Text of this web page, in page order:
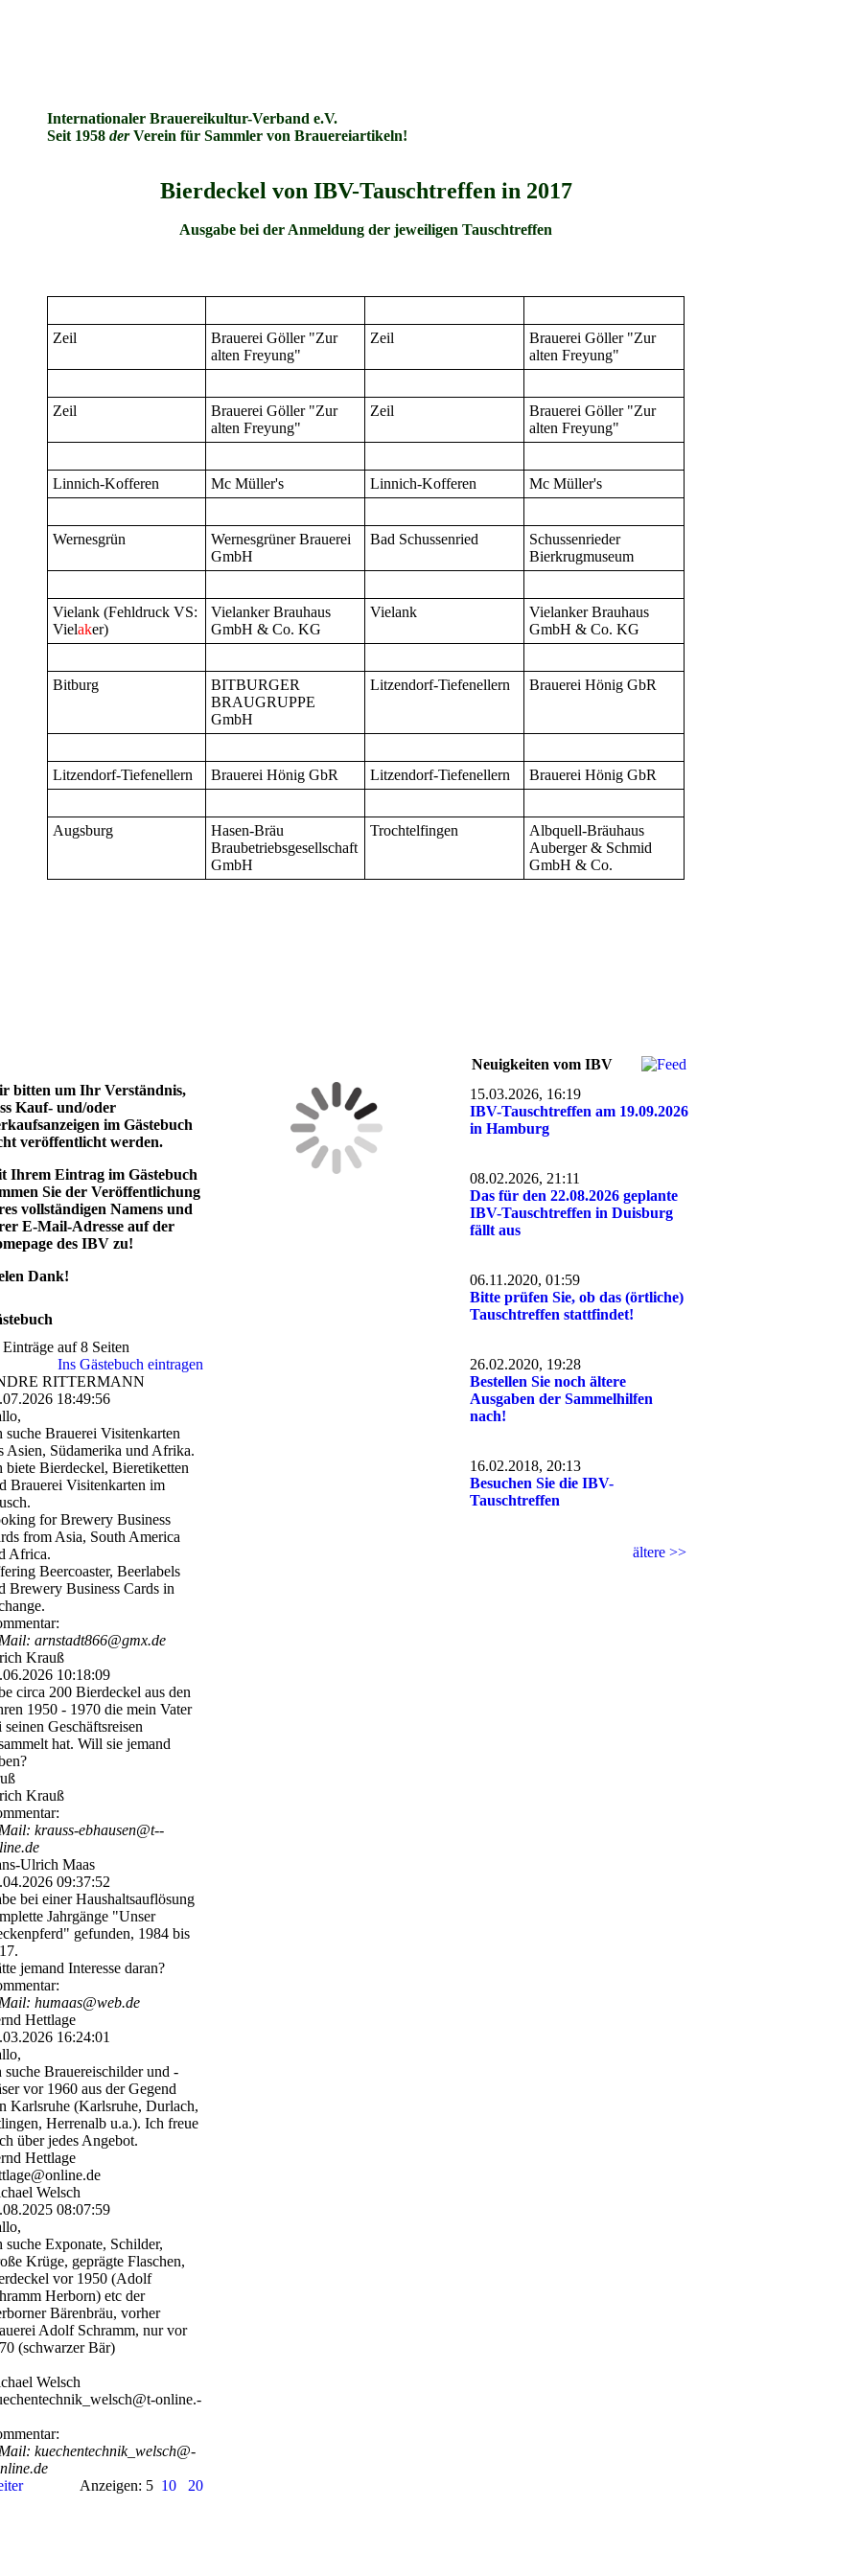
Internationaler Brauereikultur-Verband e.V.
Seit 1958 derVerein für Sammler von Brauereiartikeln!
Bierdeckel von IBV-Tauschtreffen in 2017
Ausgabe bei der Anmeldung der jeweiligen Tauschtreffen
Zeil
Brauerei Göller "Zur
alten Freyung"
Zeil
Brauerei Göller "Zur
alten Freyung"
Zeil
Brauerei Göller "Zur
alten Freyung"
Zeil
Brauerei Göller "Zur
alten Freyung"
Linnich-Kofferen Mc Müller's Linnich-Kofferen Mc Müller's
Wernesgrün
Wernesgrüner Brauerei
GmbH
Bad Schussenried
Schussenrieder
Bierkrugmuseum
Vielank (Fehldruck VS:
Vielaker)
Vielanker Brauhaus
GmbH & Co. KG
Vielank
Vielanker Brauhaus
GmbH & Co. KG
Bitburg
BITBURGER
BRAUGRUPPE
GmbH
Litzendorf-Tiefenellern Brauerei Hönig GbR
Litzendorf-Tiefenellern Brauerei Hönig GbR Litzendorf-Tiefenellern Brauerei Hönig GbR
Augsburg
Hasen-Bräu
Braubetriebsgesellschaft
GmbH
Trochtelfingen
Albquell-Bräuhaus
Auberger & Schmid
GmbH & Co.
bitten um Ihr Verständnis,
Kauf- und/oder
im Gästebuch
veröffentlicht werden.
Ihrem Eintrag im Gästebuch
Sie der Veröffentlichung
vollständigen Namens und
E-Mail-Adresse auf der
des IBV zu!
Dank!
auf 8 Seiten
Ins Gästebuch eintragen
RITTERMANN
18:49:56
suche Brauerei Visitenkarten
Asien, Südamerika und Afrika.
biete Bierdeckel, Bieretiketten
Brauerei Visitenkarten im
for Brewery Business
from Asia, South America
Africa.
Beercoaster, Beerlabels
Brewery Business Cards in
arnstadt866@gmx.de
Krauß
10:18:09
circa 200 Bierdeckel aus den
1950 - 1970 die mein Vater
seinen Geschäftsreisen
hat. Will sie jemand
Krauß
krauss-­ebhausen@­t-­
Ulrich Maas
09:37:52
bei einer Haushaltsauflösung
Jahrgänge "Unser
gefunden, 1984 bis
jemand Interesse daran?
humaas@web.de
Hettlage
16:24:01
suche Brauereischilder und -
vor 1960 aus der Gegend
Karlsruhe (Karlsruhe, Durlach,
Herrenalb u.a.). Ich freue
über jedes Angebot.
Hettlage
Welsch
08:07:59
suche Exponate, Schilder,
Krüge, geprägte Flaschen,
vor 1950 (Adolf
Herborn) etc der
Bärenbräu, vorher
Adolf Schramm, nur vor
(schwarzer Bär)
Welsch
­online.­
kuechentechnik_­welsch@­
Anzeigen: 5 10 20
Neuigkeiten vom IBV
15.03.2026, 16:19
IBV-Tauschtreffen am 19.09.2026
in Hamburg
08.02.2026, 21:11
Das für den 22.08.2026 geplante
IBV-Tauschtreffen in Duisburg
fällt aus
06.11.2020, 01:59
Bitte prüfen Sie, ob das (örtliche)
Tauschtreffen stattfindet!
26.02.2020, 19:28
Bestellen Sie noch ältere
Ausgaben der Sammelhilfen
nach!
16.02.2018, 20:13
Besuchen Sie die IBV-
Tauschtreffen
ältere >>